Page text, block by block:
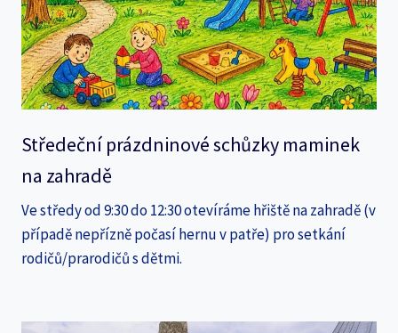
Středeční prázdninové schůzky maminek
na zahradě
Ve středy od 9:30 do 12:30 otevíráme hřiště na zahradě (v
případě nepřízně počasí hernu v patře) pro setkání
rodičů/prarodičů s dětmi.